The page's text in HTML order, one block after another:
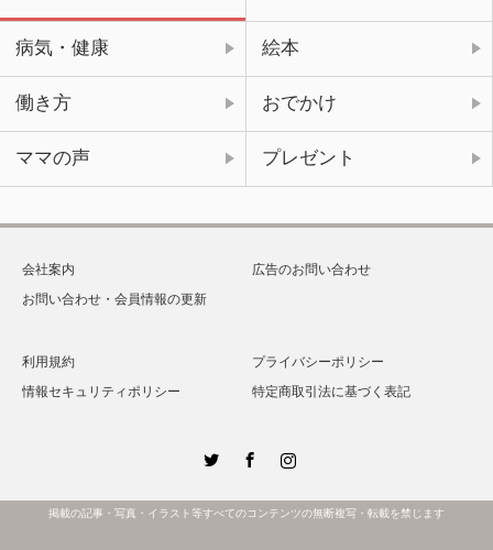
病気・健康 絵本
働き方 おでかけ
ママの声 プレゼント
会社案内
広告のお問い合わせ
お問い合わせ・会員情報の更新
利用規約
プライバシーポリシー
情報セキュリティポリシー
特定商取引法に基づく表記
Instagram
掲載の記事・写真・イラスト等すべてのコンテンツの無断複写・転載を禁じます